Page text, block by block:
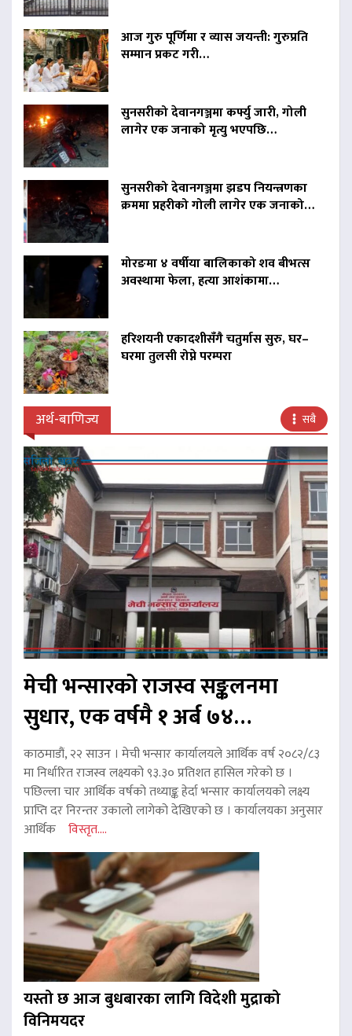
आज गुरु पूर्णिमा र व्यास जयन्ती: गुरुप्रति
सम्मान प्रकट गरी…
सुनसरीको देवानगञ्जमा कर्फ्यु जारी, गोली
लागेर एक जनाको मृत्यु भएपछि…
सुनसरीको देवानगञ्जमा झडप नियन्त्रणका
क्रममा प्रहरीको गोली लागेर एक जनाको…
मोरङमा ४ वर्षीया बालिकाको शव बीभत्स
अवस्थामा फेला, हत्या आशंकामा…
हरिशयनी एकादशीसँगै चतुर्मास सुरु, घर–
घरमा तुलसी रोप्ने परम्परा
अर्थ-बाणिज्य सबै
मेची भन्सारको राजस्व सङ्कलनमा
सुधार, एक वर्षमै १ अर्ब ७४…
काठमाडौं, २२ साउन । मेची भन्सार कार्यालयले आर्थिक वर्ष २०८२/८३
मा निर्धारित राजस्व लक्ष्यको ९३.३० प्रतिशत हासिल गरेको छ ।
पछिल्ला चार आर्थिक वर्षको तथ्याङ्क हेर्दा भन्सार कार्यालयको लक्ष्य
प्राप्ति दर निरन्तर उकालो लागेको देखिएको छ । कार्यालयका अनुसार
आर्थिक विस्तृत....
यस्तो छ आज बुधबारका लागि विदेशी मुद्राको
विनिमयदर